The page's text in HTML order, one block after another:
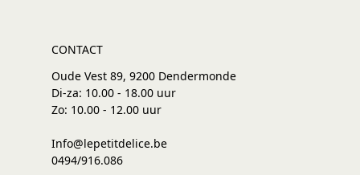
CONTACT
Oude Vest 89, 9200 Dendermonde
Di-za: 10.00 - 18.00 uur
Zo: 10.00 - 12.00 uur
Info@lepetitdelice.be
0494/916.086